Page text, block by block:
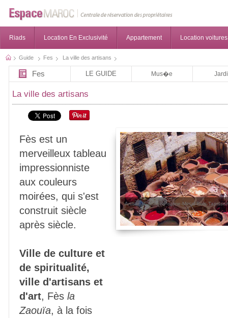
Riads Location En Exclusivité Appartement Location voitures
Guide Fes La ville des artisans
Fes LE GUIDE Mus�e
La ville des artisans
Artisanat-Zellige-Poterie-Metal-Bois-
Fès est un
merveilleux tableau
impressionniste
aux couleurs
moirées, qui s'est
construit siècle
après siècle.
Ville de culture et
de spiritualité,
ville d'artisans et
d'art, Fès la
Zaouïa, à la fois